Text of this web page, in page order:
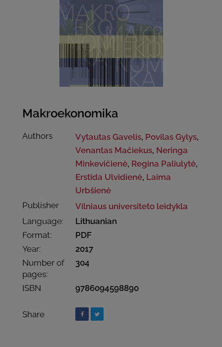
Makroekonomika
Authors Vytautas Gavelis, Povilas Gylys,
Venantas Mačiekus, Neringa
Minkevičienė, Regina Paliulytė,
Erstida Ulvidienė, Laima
Urbšienė
Publisher
Vilniaus universiteto leidykla
Language:
Lithuanian
Format:
PDF
Year:
2017
Number of
pages:
304
ISBN 9786094598890
Share